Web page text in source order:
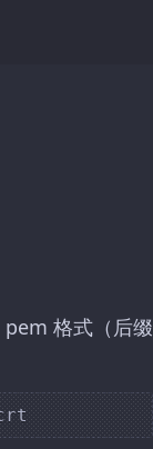
格式（后缀